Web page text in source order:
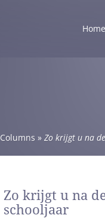
Home
Columns » Zo krijgt u na
Zo krijgt u na
schooljaar